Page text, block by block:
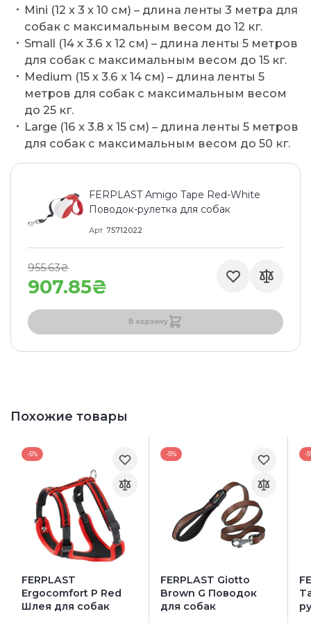
Mini (12 x 3 x 10 см) – длина ленты 3 метра для
собак с максимальным весом до 12 кг.
Small (14 x 3.6 x 12 см) – длина ленты 5 метров
для собак с максимальным весом до 15 кг.
Medium (15 x 3.6 x 14 см) – длина ленты 5
метров для собак с максимальным весом
до 25 кг.
Large (16 x 3.8 x 15 см) – длина ленты 5 метров
для собак с максимальным весом до 50 кг.
FERPLAST Amigo Tape Red-White
Поводок-рулетка для собак
Арт 75712022
907.85₴
955.63₴
В корзину
Похожие товары
-5%
FERPLAST
Ergocomfort P Red
Шлея для собак
-5%
FERPLAST Giotto
Brown G Поводок
для собак
-